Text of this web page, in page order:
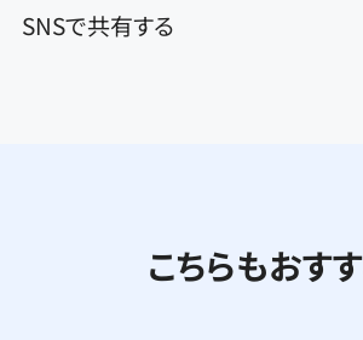
SNSで共有する
こちらもおす